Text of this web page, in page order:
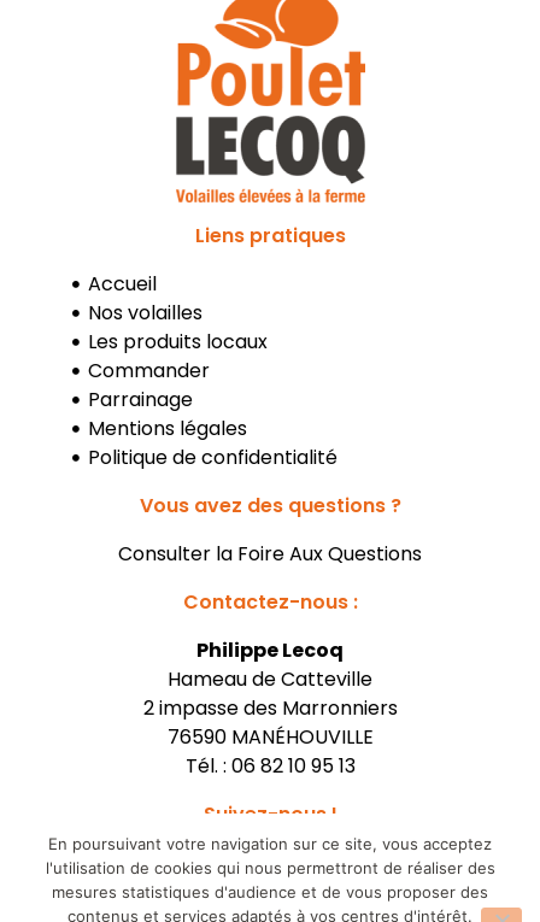
Liens pratiques
Accueil
Nos volailles
Les produits locaux
Commander
Parrainage
Mentions légales
Politique de confidentialité
Vous avez des questions ?
Consulter la Foire Aux Questions
Contactez-nous :
Philippe Lecoq
Hameau de Catteville
2 impasse des Marronniers
76590 MANÉHOUVILLE
Tél. : 06 82 10 95 13
Suivez-nous !
En poursuivant votre navigation sur ce site, vous acceptez
l'utilisation de cookies qui nous permettront de réaliser des
mesures statistiques d'audience et de vous proposer des
contenus et services adaptés à vos centres d'intérêt.